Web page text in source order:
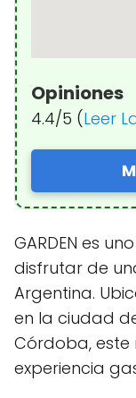
Opiniones
4.4/5 (Leer
GARDEN es
disfrutar de
Argentina.
en la ciudad
Córdoba,
experiencia